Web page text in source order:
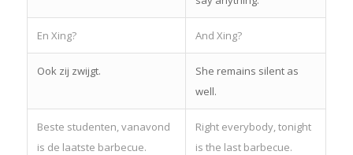
En Xing? And Xing?
Ook zij zwijgt.
She remains silent as
well.
Beste studenten, vanavond
is de laatste barbecue.
Right everybody, tonight
is the last barbecue.